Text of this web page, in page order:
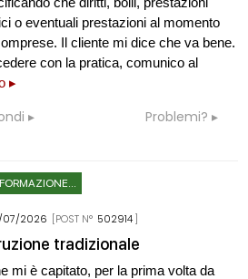
o eventuali prestazioni al momento
Il cliente mi dice che va bene.
con la pratica, comunico al
▸
Problemi?
07/2026 [POST N° 502914]
tradizionale
mi è capitato, per la prima volta da